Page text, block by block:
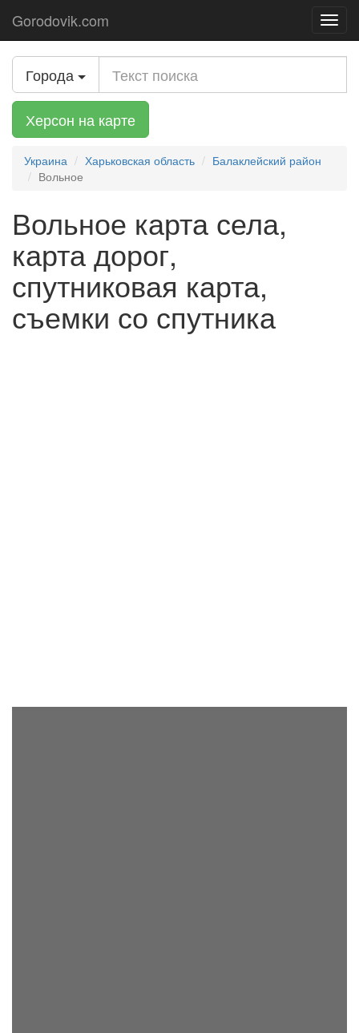
Gorodovik.com
Города
Херсон на карте
Украина Харьковская область
Балаклейский район
Вольное
Вольное карта села,
карта дорог,
спутниковая карта,
съемки со спутника